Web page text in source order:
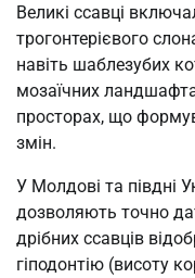
Великі ссавці
трогонтерієвого
навіть шаблезубих
мозаїчних
просторах, що
змін.
У Молдові та півдні
дозволяють точно
дрібних ссавців
гіподонтію (висоту